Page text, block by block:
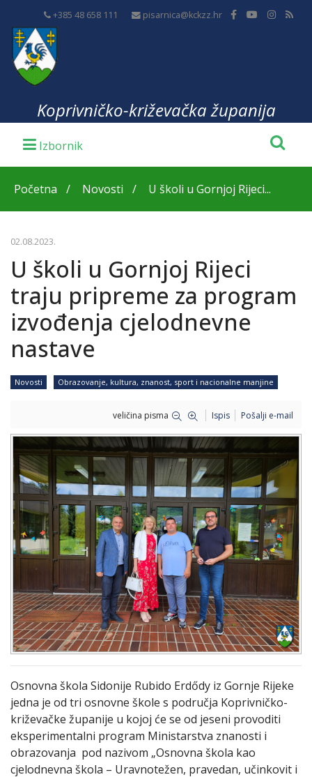
+385 48 658 111 pisarnica@kckzz.hr
Koprivničko-križevačka županija
Početna Novosti U školi u Gornjoj Rijeci...
02.08.2023.
U školi u Gornjoj Rijeci
traju pripreme za program
izvođenja cjelodnevne
nastave
Novosti Obrazovanje, kultura, znanost, sport i nacionalne manjine
veličina pisma Ispis Pošalji e-mail
Osnovna škola Sidonije Rubido Erdődy iz Gornje Rijeke
jedna je od tri osnovne škole s područja Koprivničko-
križevačke županije u kojoj će se od jeseni provoditi
eksperimentalni program Ministarstva znanosti i
obrazovanja pod nazivom „Osnovna škola kao
cjelodnevna škola – Uravnotežen, pravedan, učinkovit i